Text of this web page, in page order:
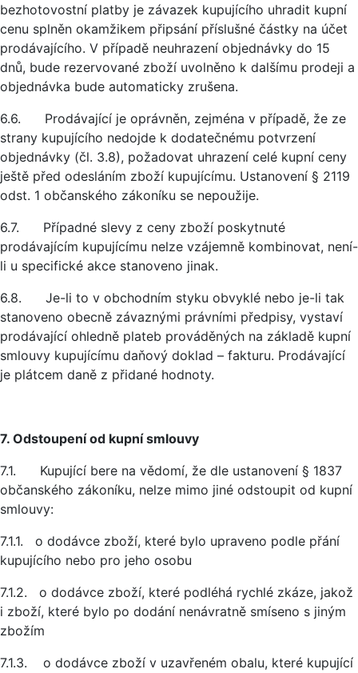
bezhotovostní platby je závazek kupujícího uhradit kupní
cenu splněn okamžikem připsání příslušné částky na účet
prodávajícího. V případě neuhrazení objednávky do 15
dnů, bude rezervované zboží uvolněno k dalšímu prodeji a
objednávka bude automaticky zrušena.
6.6. Prodávající je oprávněn, zejména v případě, že ze
strany kupujícího nedojde k dodatečnému potvrzení
objednávky (čl. 3.8), požadovat uhrazení celé kupní ceny
ještě před odesláním zboží kupujícímu. Ustanovení § 2119
odst. 1 občanského zákoníku se nepoužije.
6.7. Případné slevy z ceny zboží poskytnuté
prodávajícím kupujícímu nelze vzájemně kombinovat, není-
li u specifické akce stanoveno jinak.
6.8. Je-li to v obchodním styku obvyklé nebo je-li tak
stanoveno obecně závaznými právními předpisy, vystaví
prodávající ohledně plateb prováděných na základě kupní
smlouvy kupujícímu daňový doklad – fakturu. Prodávající
je plátcem daně z přidané hodnoty.
7. Odstoupení od kupní smlouvy
7.1. Kupující bere na vědomí, že dle ustanovení § 1837
občanského zákoníku, nelze mimo jiné odstoupit od kupní
smlouvy:
7.1.1. o dodávce zboží, které bylo upraveno podle přání
kupujícího nebo pro jeho osobu
7.1.2. o dodávce zboží, které podléhá rychlé zkáze, jakož
i zboží, které bylo po dodání nenávratně smíseno s jiným
zbožím
7.1.3. o dodávce zboží v uzavřeném obalu, které kupující